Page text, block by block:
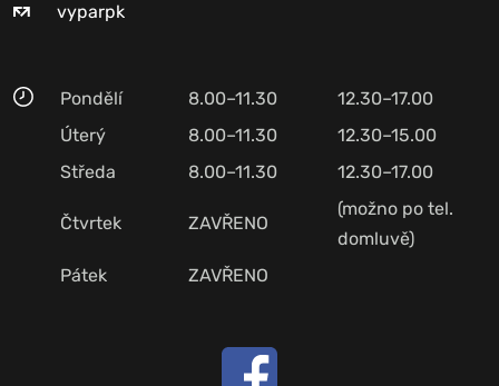
vyparpk
Pondělí 8.00–11.30
12.30–17.00
Úterý
8.00–11.30
12.30–15.00
Středa
8.00–11.30 12.30–17.00
Čtvrtek ZAVŘENO
(možno po tel.
domluvě)
Pátek
ZAVŘENO